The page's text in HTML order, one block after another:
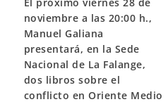
noviembre a las 20:00 h.,
Manuel Galiana
presentará, en la Sede
Nacional de La Falange,
dos libros sobre el
conflicto en Oriente Medio